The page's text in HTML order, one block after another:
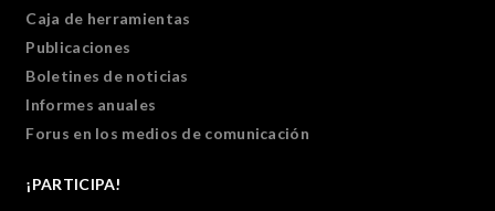
Caja de herramientas
Publicaciones
Boletines de noticias
Informes anuales
Forus en los medios de comunicación
¡PARTICIPA!